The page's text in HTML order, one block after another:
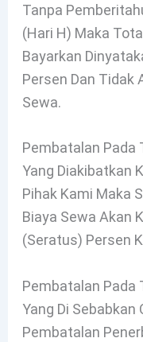
Tanpa
(hari H) Maka
Bayarkan
Persen Dan Tidak
Sewa.
Pembatalan Pada
Yang Diakibatkan
Pihak Kami Maka
Biaya Sewa Akan
(seratus) Persen
Pembatalan Pada
Yang Di Sebabkan
Pembatalan